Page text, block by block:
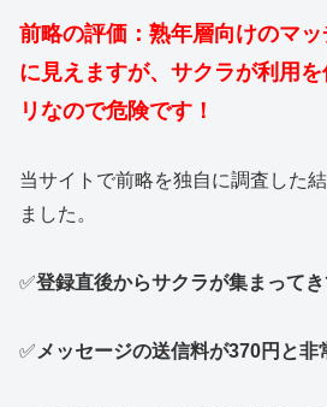
前略の評価：熟年層向けのマ
に見えますが、サクラが利用
リなので危険です！
当サイトで前略を独自に調査した
ました。
✅登録直後からサクラが集まって
✅ メッセージの送信料が370円と非